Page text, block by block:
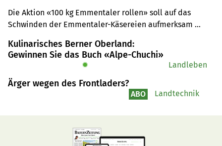
Die Aktion «100 kg Emmentaler rollen» soll auf das
Schwinden der Emmentaler-Käsereien aufmerksam
Team wollen den Käse in nur acht Tagen von Zäziwil im
Emmental bis ins zürcherische Winterthur rollen.
Kulinarisches Berner Oberland:
Gewinnen Sie das Buch «Alpe-Chuchi»
✹ Landleben
Ärger wegen des Frontladers?
ABO Landtechnik